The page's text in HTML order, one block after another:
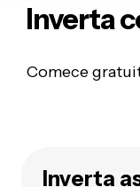
Inverta
Comece
Inverta